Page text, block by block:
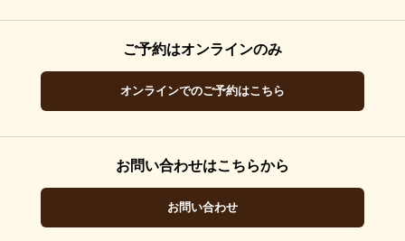
ご予約はオンラインのみ
オンラインでのご予約はこちら
お問い合わせはこちらから
お問い合わせ